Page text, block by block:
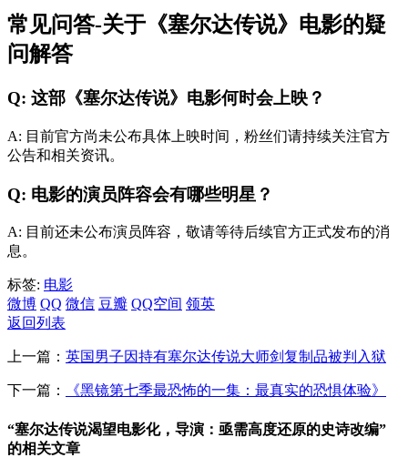
常见问答-关于《塞尔达传说》电影的疑
问解答
Q: 这部《塞尔达传说》电影何时会上映？
A: 目前官方尚未公布具体上映时间，粉丝们请持续关注官方
公告和相关资讯。
Q: 电影的演员阵容会有哪些明星？
A: 目前还未公布演员阵容，敬请等待后续官方正式发布的消
息。
标签: 电影
微博 QQ 微信 豆瓣 QQ空间 领英
返回列表
上一篇： 英国男子因持有塞尔达传说大师剑复制品被判入狱
下一篇： 《黑镜第七季最恐怖的一集：最真实的恐惧体验》
“塞尔达传说渴望电影化，导演：亟需高度还原的史诗改编”
的相关文章